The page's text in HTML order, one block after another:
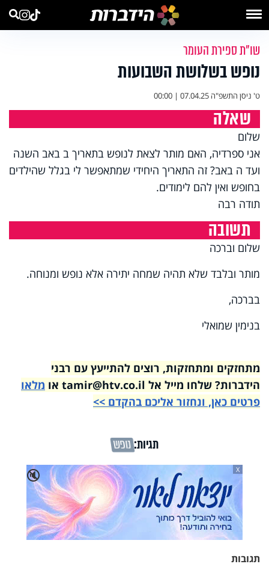
שו"ת ספירת העומר
נופש בשלושת השבועות
ט' ניסן התשפ"ה 07.04.25 | 00:00
שאלה
שלום
אני ספרדיה, האם מותר לצאת לנופש בתאריך ב באב השנה
ועד ה באב? זה התאריך היחידי שמתאפשר לי בגלל שהילדים
בחופש ואין להם לימודים.
תודה רבה
תשובה
שלום וברכה
מותר ובלבד שלא תהיה שמחה יתירה אלא נופש ומנוחה.
בברכה,
בנימין שמואלי
מתחזקים ומתחזקות, רוצים להתייעץ עם רבני
הידברות? שלחו מייל אל tamir@htv.co.il או
מלאו
פרטים כאן, ונחזור אליכם בהקדם >>
תגיות:נופש
🔇
X
תגובות